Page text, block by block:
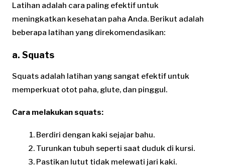
Latihan adalah cara paling efektif untuk
meningkatkan kesehatan paha Anda. Berikut adalah
beberapa latihan yang direkomendasikan:
a. Squats
Squats adalah latihan yang sangat efektif untuk
memperkuat otot paha, glute, dan pinggul.
Cara melakukan squats:
Berdiri dengan kaki sejajar bahu.
Turunkan tubuh seperti saat duduk di kursi.
Pastikan lutut tidak melewati jari kaki.